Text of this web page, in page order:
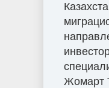
Жомарт